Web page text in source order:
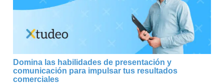
Domina las habilidades de presentación y
comunicación para impulsar tus resultados
comerciales